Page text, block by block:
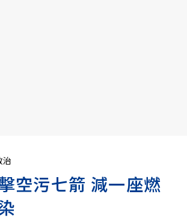
治
空污七箭 減一座燃